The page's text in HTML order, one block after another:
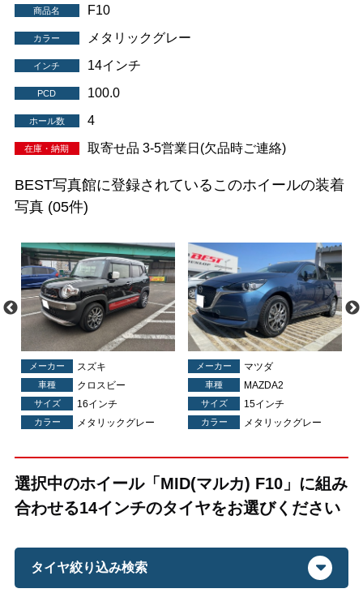
商品名 F10
カラー メタリックグレー
インチ 14インチ
PCD 100.0
ホール数 4
在庫・納期 取寄せ品 3-5営業日(欠品時ご連絡)
BEST写真館に登録されているこのホイールの装着
写真(05件)
メーカー スズキ
車種 クロスビー
サイズ 16インチ
カラー メタリックグレー
メーカー マツダ
車種 MAZDA2
サイズ 15インチ
カラー メタリックグレー
選択中のホイール「MID(マルカ) F10」に組み
合わせる14インチのタイヤをお選びください
タイヤ絞り込み検索